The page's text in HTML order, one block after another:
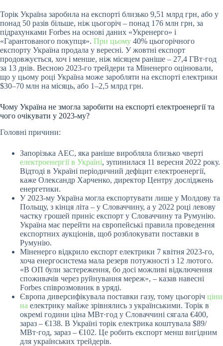
Торік Україна заробила на експорті близько 9,51 млрд грн, або у
понад 50 разів більше, ніж цьогоріч – понад 176 млн грн, за
підрахунками Forbes на основі даних «Укренерго» і
«Гарантованого покупця». При цьому 40% цьогорічного
експорту Україна продала у вересні. У жовтні експорт
продовжується, хоч і менше, ніж місяцем раніше – 27,4 ГВт·год
за 13 днів. Весною 2023-го трейдери та Міненерго оцінювали,
що у цьому році Україна може заробляти на експорті електрики
$30–70 млн на місяць, або 1–2,5 млрд грн.
Чому Україна не змогла заробити на експорті електроенергії та
чого очікувати у 2023-му?
Головні причини:
Запорізька АЕС, яка раніше виробляла близько чверті
електроенергії в Україні, зупинилася 11 вересня 2022 року.
Відтоді в Україні періодичний дефіцит електроенергії,
каже Олександр Харченко, директор Центру досліджень
енергетики.
У 2023-му Україна могла експортувати лише у Молдову та
Польщу, з кінця літа – у Словаччину, а у 2022 році левову
частку грошей приніс експорт у Словаччину та Румунію.
Україна має перейти на європейські правила проведення
експортних аукціонів, щоб розблокувати поставки в
Румунію.
Міненерго відкрило експорт електрики 7 квітня 2023-го,
хоча енергосистема мала резерв потужності з 12 лютого.
«В ОП були застереження, бо досі можливі відключення
споживачів через руйнування мереж», – казав навесні
Forbes співрозмовник в уряді.
Європа диверсифікувала поставки газу, тому цьогоріч ціни
на електрику майже зрівнялись з українськими. Торік в
окремі години ціна МВт·год у Словаччині сягала €400,
зараз – €138. В Україні торік електрика коштувала $89/
МВт·год, зараз – €102. Це робить експорт менш вигідним
для українських трейдерів.